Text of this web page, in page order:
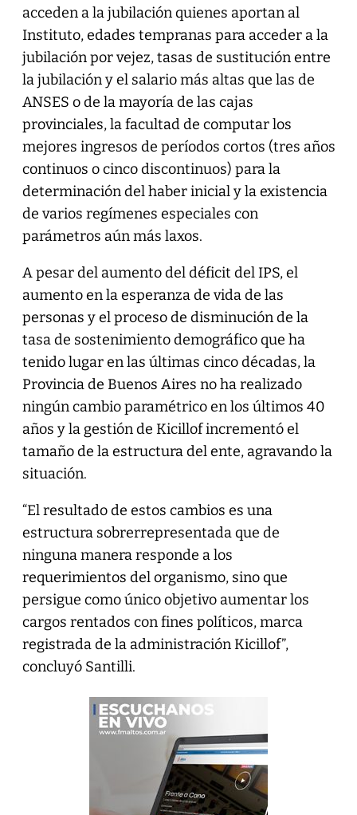
acceden a la jubilación quienes aportan al
Instituto, edades tempranas para acceder a la
jubilación por vejez, tasas de sustitución entre
la jubilación y el salario más altas que las de
ANSES o de la mayoría de las cajas
provinciales, la facultad de computar los
mejores ingresos de períodos cortos (tres años
continuos o cinco discontinuos) para la
determinación del haber inicial y la existencia
de varios regímenes especiales con
parámetros aún más laxos.
A pesar del aumento del déficit del IPS, el
aumento en la esperanza de vida de las
personas y el proceso de disminución de la
tasa de sostenimiento demográfico que ha
tenido lugar en las últimas cinco décadas, la
Provincia de Buenos Aires no ha realizado
ningún cambio paramétrico en los últimos 40
años y la gestión de Kicillof incrementó el
tamaño de la estructura del ente, agravando la
situación.
“El resultado de estos cambios es una
estructura sobrerrepresentada que de
ninguna manera responde a los
requerimientos del organismo, sino que
persigue como único objetivo aumentar los
cargos rentados con fines políticos, marca
registrada de la administración Kicillof”,
concluyó Santilli.